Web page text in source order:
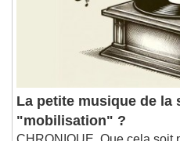
Subtitles
subtitles settings,
settings dialog
subtitles off,
Audio Track
Picture-in-Picture
This is a modal window.
La petite musique de la
"mobilisation" ?